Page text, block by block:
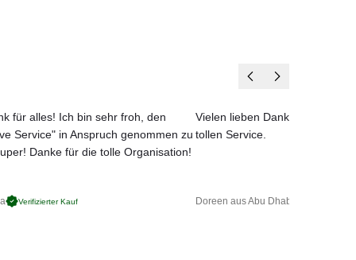
für alles! Ich bin sehr froh, den
Service" in Anspruch genommen zu
Danke für die tolle Organisation!
Verifizierter Kauf
Vielen lieben Dank für das
tollen Service.
Doreen aus Abu Dhabi